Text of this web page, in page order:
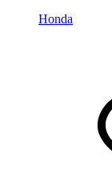
Honda